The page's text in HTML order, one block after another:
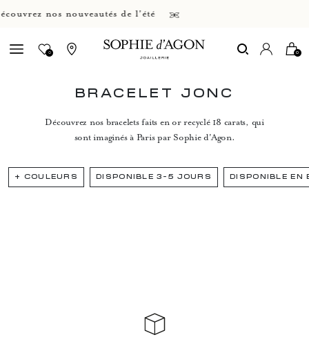
nos nouveautés de l'été
0 0
BRACELET JONC
Découvrez nos bracelets faits en or recyclé 18 carats, qui
sont imaginés à Paris par Sophie d'Agon.
+ COULEURS DISPONIBLE 3-5 JOURS DISPONIBLE EN